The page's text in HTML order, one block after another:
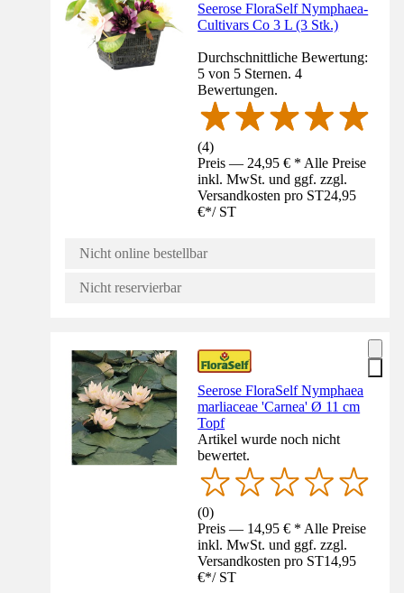
Seerose FloraSelf Nymphaea-
Cultivars Co 3 L (3 Stk.)
Durchschnittliche Bewertung:
5 von 5 Sternen. 4
Bewertungen.
(4)
Preis — 24,95 € * Alle Preise
inkl. MwSt. und ggf. zzgl.
Versandkosten pro ST24,95
€*/ ST
Nicht online bestellbar
Nicht reservierbar
Seerose FloraSelf Nymphaea
marliaceae 'Carnea' Ø 11 cm
Topf
Artikel wurde noch nicht
bewertet.
(0)
Preis — 14,95 € * Alle Preise
inkl. MwSt. und ggf. zzgl.
Versandkosten pro ST14,95
€*/ ST